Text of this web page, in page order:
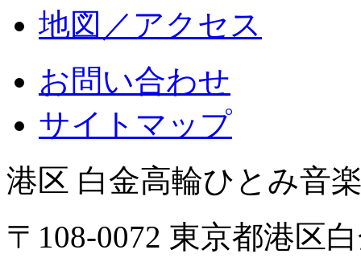
地図／アクセス
お問い合わせ
サイトマップ
港区 白金高輪ひとみ音
〒108-0072 東京都港区